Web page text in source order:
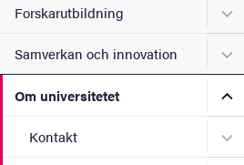
Forskarutbildning
Samverkan och innovation
Om universitetet
Kontakt